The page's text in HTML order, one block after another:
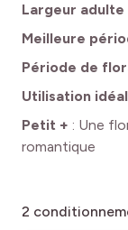
Largeur adulte
Meilleure
Période de
Utilisation
Petit + : Une
romantique
2